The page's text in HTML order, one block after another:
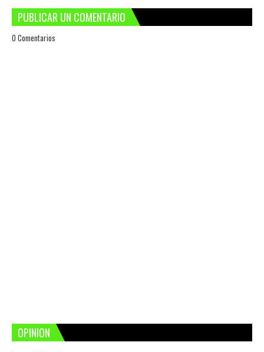
PUBLICAR UN COMENTARIO
0 Comentarios
OPINION